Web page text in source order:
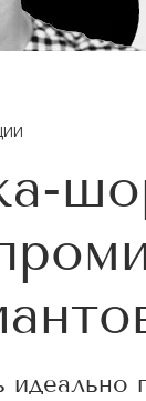
идеально